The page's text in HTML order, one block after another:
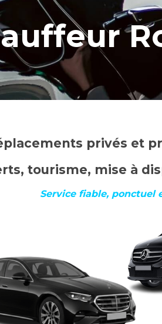
privés et
tourisme, mise à
Service fiable, ponctuel